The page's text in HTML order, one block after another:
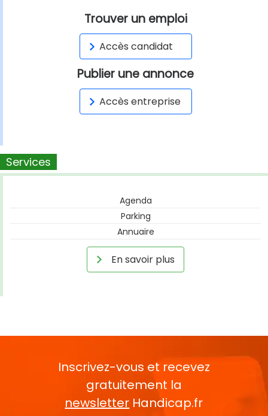
Trouver un emploi
Accès candidat
Publier une annonce
Accès entreprise
Services
Agenda
Parking
Annuaire
En savoir plus
Inscrivez-vous et recevez
gratuitement la
newsletter Handicap.fr